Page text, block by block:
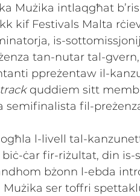
Mużika intlaqgħat
kif Festivals Malta
is-
tan-nutar tal-
ppreżentaw il-
quddiem sitt
semifinalista fil-
l-livell tal-
ċar fir-riżultat, din is-
bżonn l-ebda
Mużika ser toffri